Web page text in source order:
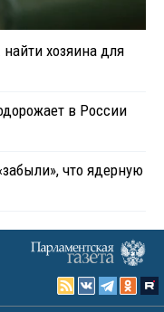
найти хозяина для
в России
что ядерную